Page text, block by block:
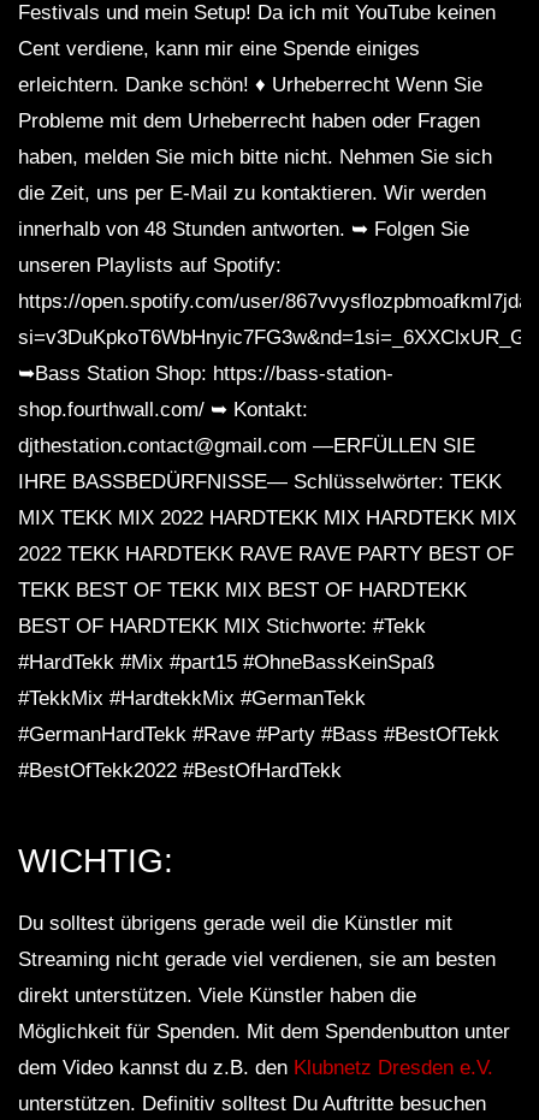
Festivals und mein Setup! Da ich mit YouTube keinen
Cent verdiene, kann mir eine Spende einiges
erleichtern. Danke schön! ♦ Urheberrecht Wenn Sie
Probleme mit dem Urheberrecht haben oder Fragen
haben, melden Sie mich bitte nicht. Nehmen Sie sich
die Zeit, uns per E-Mail zu kontaktieren. Wir werden
innerhalb von 48 Stunden antworten. ➥ Folgen Sie
unseren Playlists auf Spotify:
https://open.spotify.com/user/
➥Bass Station Shop: https://bass-station-
shop.fourthwall.com/ ➥ Kontakt:
djthestation.contact@gmail.com —ERFÜLLEN SIE
IHRE BASSBEDÜRFNISSE— Schlüsselwörter: TEKK
MIX TEKK MIX 2022 HARDTEKK MIX HARDTEKK MIX
2022 TEKK HARDTEKK RAVE RAVE PARTY BEST OF
TEKK BEST OF TEKK MIX BEST OF HARDTEKK
BEST OF HARDTEKK MIX Stichworte: #Tekk
#HardTekk #Mix #part15 #OhneBassKeinSpaß
#TekkMix #HardtekkMix #GermanTekk
#GermanHardTekk #Rave #Party #Bass #BestOfTekk
#BestOfTekk2022 #BestOfHardTekk
WICHTIG:
Du solltest übrigens gerade weil die Künstler mit
Streaming nicht gerade viel verdienen, sie am besten
direkt unterstützen. Viele Künstler haben die
Möglichkeit für Spenden. Mit dem Spendenbutton unter
dem Video kannst du z.B. den Klubnetz Dresden e.V.
unterstützen. Definitiv solltest Du Auftritte besuchen